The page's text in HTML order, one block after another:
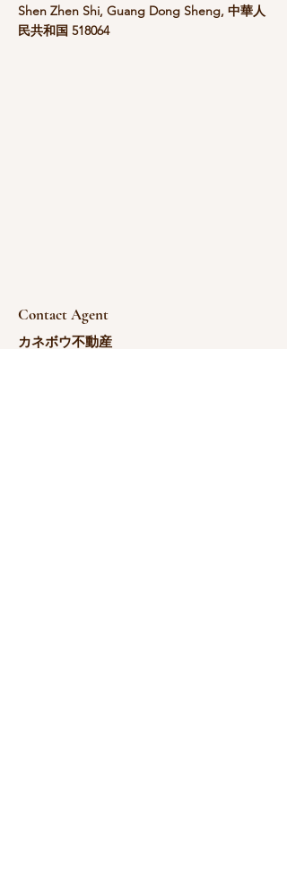
Shen Zhen Shi, Guang Dong Sheng, 中華人
民共和国 518064
Contact Agent
カネボウ不動産